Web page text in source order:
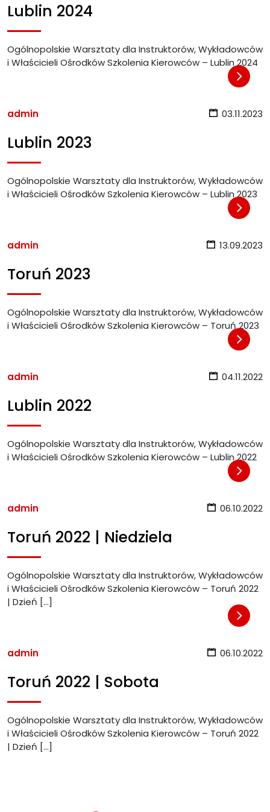
Lublin 2024
Ogólnopolskie Warsztaty dla Instruktorów, Wykładowców
i Właścicieli Ośrodków Szkolenia Kierowców – Lublin 2024
admin 03.11.2023
Lublin 2023
Ogólnopolskie Warsztaty dla Instruktorów, Wykładowców
i Właścicieli Ośrodków Szkolenia Kierowców – Lublin 2023
admin 13.09.2023
Toruń 2023
Ogólnopolskie Warsztaty dla Instruktorów, Wykładowców
i Właścicieli Ośrodków Szkolenia Kierowców – Toruń 2023
admin 04.11.2022
Lublin 2022
Ogólnopolskie Warsztaty dla Instruktorów, Wykładowców
i Właścicieli Ośrodków Szkolenia Kierowców – Lublin 2022
admin 06.10.2022
Toruń 2022 | Niedziela
Ogólnopolskie Warsztaty dla Instruktorów, Wykładowców
i Właścicieli Ośrodków Szkolenia Kierowców – Toruń 2022
| Dzień […]
admin 06.10.2022
Toruń 2022 | Sobota
Ogólnopolskie Warsztaty dla Instruktorów, Wykładowców
i Właścicieli Ośrodków Szkolenia Kierowców – Toruń 2022
| Dzień […]